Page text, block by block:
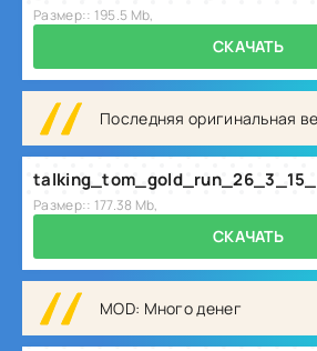
Размер:: 195.5 Mb,
СКАЧАТЬ
Последняя оригинальная
Размер:: 177.38 Mb,
СКАЧАТЬ
MOD: Много денег